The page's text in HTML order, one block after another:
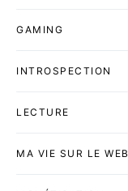
GAMING
INTROSPECTION
LECTURE
MA VIE SUR LE WEB